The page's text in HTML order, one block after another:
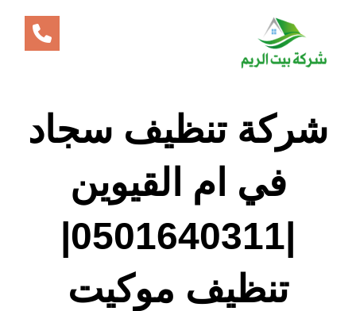
شركة تنظيف سجاد
في ام القيوين
|0501640311|
تنظيف موكيت